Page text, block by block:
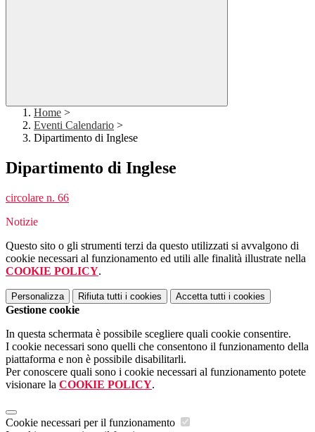
Home >
Eventi Calendario >
Dipartimento di Inglese
Dipartimento di Inglese
circolare n. 66
Notizie
Questo sito o gli strumenti terzi da questo utilizzati si avvalgono di
cookie necessari al funzionamento ed utili alle finalità illustrate nella
COOKIE POLICY.
Personalizza Rifiuta tutti i cookies Accetta tutti i cookies
Gestione cookie
In questa schermata è possibile scegliere quali cookie consentire.
I cookie necessari sono quelli che consentono il funzionamento della
piattaforma e non è possibile disabilitarli.
Per conoscere quali sono i cookie necessari al funzionamento potete
visionare la COOKIE POLICY.
Cookie necessari per il funzionamento